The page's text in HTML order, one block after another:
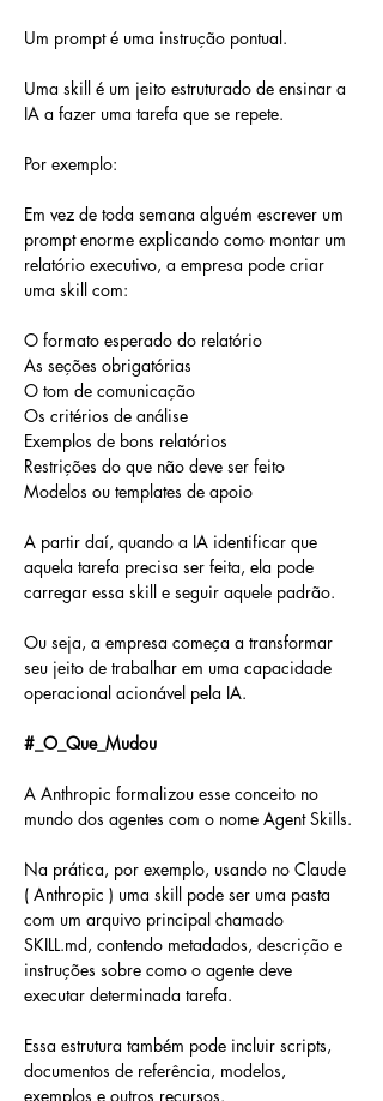
Um prompt é uma instrução pontual.
Uma skill é um jeito estruturado de ensinar a
IA a fazer uma tarefa que se repete.
Por exemplo:
Em vez de toda semana alguém escrever um
prompt enorme explicando como montar um
relatório executivo, a empresa pode criar
uma skill com:
O formato esperado do relatório
As seções obrigatórias
O tom de comunicação
Os critérios de análise
Exemplos de bons relatórios
Restrições do que não deve ser feito
Modelos ou templates de apoio
A partir daí, quando a IA identificar que
aquela tarefa precisa ser feita, ela pode
carregar essa skill e seguir aquele padrão.
Ou seja, a empresa começa a transformar
seu jeito de trabalhar em uma capacidade
operacional acionável pela IA.
#_O_Que_Mudou
A Anthropic formalizou esse conceito no
mundo dos agentes com o nome Agent Skills.
Na prática, por exemplo, usando no Claude
( Anthropic ) uma skill pode ser uma pasta
com um arquivo principal chamado
SKILL.md, contendo metadados, descrição e
instruções sobre como o agente deve
executar determinada tarefa.
Essa estrutura também pode incluir scripts,
documentos de referência, modelos,
exemplos e outros recursos.